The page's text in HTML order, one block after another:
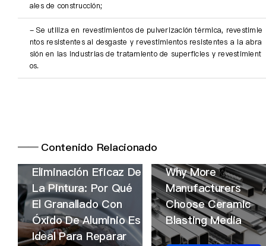
ales de construcción;
- Se utiliza en revestimientos de pulverización térmica, revestimie
ntos resistentes al desgaste y revestimientos resistentes a la abra
sión en las industrias de tratamiento de superficies y revestimient
os.
━━Contenido Relacionado
Eliminación Eficaz De
La Pintura: Por Qué
El Granallado Con
Óxido De Aluminio Es
Ideal Para Reparar
Why More
Manufacturers
Choose Ceramic
Blasting Media